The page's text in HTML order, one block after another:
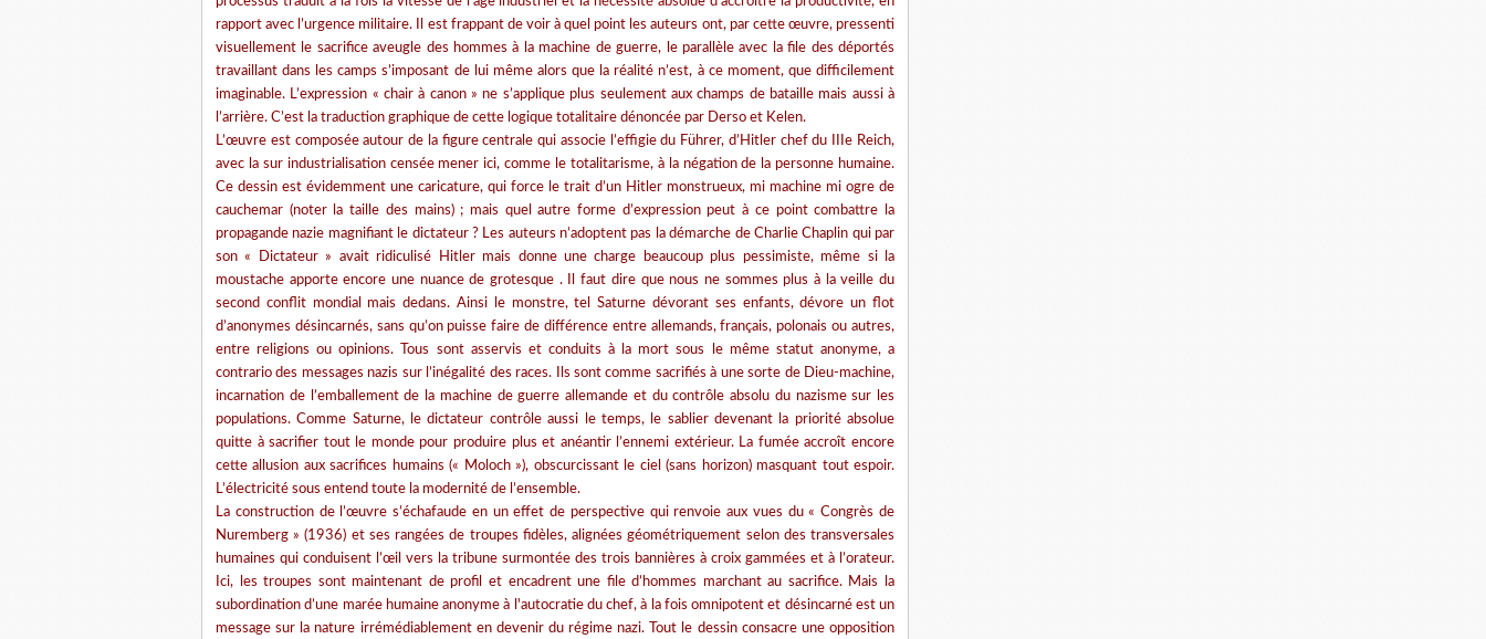
rapport avec l’urgence militaire. Il est frappant de voir à quel point les auteurs ont, par cette œuvre, pressenti
visuellement le sacrifice aveugle des hommes à la machine de guerre, le parallèle avec la file des déportés
travaillant dans les camps s’imposant de lui même alors que la réalité n’est, à ce moment, que difficilement
imaginable. L’expression « chair à canon » ne s’applique plus seulement aux champs de bataille mais aussi à
l’arrière. C’est la traduction graphique de cette logique totalitaire dénoncée par Derso et Kelen.
L’œuvre est composée autour de la figure centrale qui associe l’effigie du Führer, d’Hitler chef du IIIe Reich,
avec la sur industrialisation censée mener ici, comme le totalitarisme, à la négation de la personne humaine.
Ce dessin est évidemment une caricature, qui force le trait d’un Hitler monstrueux, mi machine mi ogre de
cauchemar (noter la taille des mains) ; mais quel autre forme d’expression peut à ce point combattre la
propagande nazie magnifiant le dictateur ? Les auteurs n’adoptent pas la démarche de Charlie Chaplin qui par
son « Dictateur » avait ridiculisé Hitler mais donne une charge beaucoup plus pessimiste, même si la
moustache apporte encore une nuance de grotesque . Il faut dire que nous ne sommes plus à la veille du
second conflit mondial mais dedans. Ainsi le monstre, tel Saturne dévorant ses enfants, dévore un flot
d’anonymes désincarnés, sans qu’on puisse faire de différence entre allemands, français, polonais ou autres,
entre religions ou opinions. Tous sont asservis et conduits à la mort sous le même statut anonyme, a
contrario des messages nazis sur l’inégalité des races. Ils sont comme sacrifiés à une sorte de Dieu-machine,
incarnation de l’emballement de la machine de guerre allemande et du contrôle absolu du nazisme sur les
populations. Comme Saturne, le dictateur contrôle aussi le temps, le sablier devenant la priorité absolue
quitte à sacrifier tout le monde pour produire plus et anéantir l’ennemi extérieur. La fumée accroît encore
cette allusion aux sacrifices humains (« Moloch »), obscurcissant le ciel (sans horizon) masquant tout espoir.
L’électricité sous entend toute la modernité de l’ensemble.
La construction de l’œuvre s’échafaude en un effet de perspective qui renvoie aux vues du « Congrès de
Nuremberg » (1936) et ses rangées de troupes fidèles, alignées géométriquement selon des transversales
humaines qui conduisent l’œil vers la tribune surmontée des trois bannières à croix gammées et à l’orateur.
Ici, les troupes sont maintenant de profil et encadrent une file d’hommes marchant au sacrifice. Mais la
subordination d’une marée humaine anonyme à l'autocratie du chef, à la fois omnipotent et désincarné est un
message sur la nature irrémédiablement en devenir du régime nazi. Tout le dessin consacre une opposition